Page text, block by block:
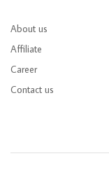
About us
Affiliate
Career
Contact us